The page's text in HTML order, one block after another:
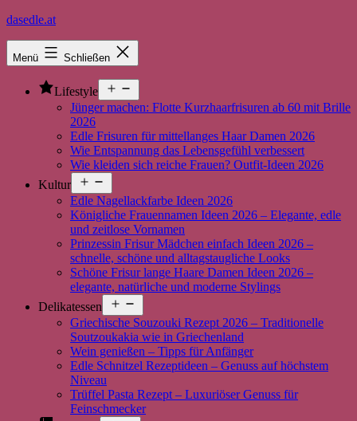
Zum
springen
dasedle.at
Menü Schließen
Lifestyle
öffnen
Jünger machen: Flotte Kurzhaarfrisuren ab 60 mit Brille
2026
Edle Frisuren für mittellanges Haar Damen 2026
Wie Entspannung das Lebensgefühl verbessert
Wie kleiden sich reiche Frauen? Outfit-Ideen 2026
Kultur
öffnen
Edle Nagellackfarbe Ideen 2026
Königliche Frauennamen Ideen 2026 – Elegante, edle
und zeitlose Vornamen
Prinzessin Frisur Mädchen einfach Ideen 2026 –
schnelle, schöne und alltagstaugliche Looks
Schöne Frisur lange Haare Damen Ideen 2026 –
elegante, natürliche und moderne Stylings
Delikatessen
öffnen
Griechische Souzouki Rezept 2026 – Traditionelle
Soutzoukakia wie in Griechenland
Wein genießen – Tipps für Anfänger
Edle Schnitzel Rezeptideen – Genuss auf höchstem
Niveau
Trüffel Pasta Rezept – Luxuriöser Genuss für
Feinschmecker